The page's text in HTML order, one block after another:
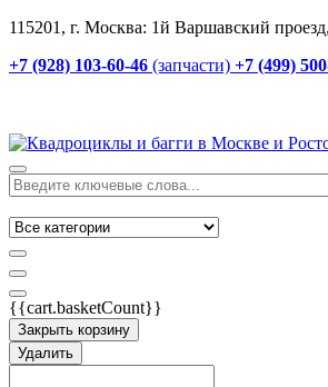
115201, г. Москва: 1й Варшавский
+7 (928) 103-60-46 (запчасти) +7 (499)
{{cart.basketCount}}
Закрыть корзину
Удалить